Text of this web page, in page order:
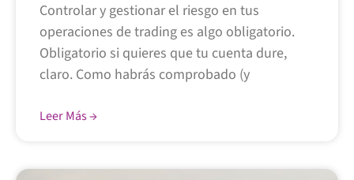
Controlar y gestionar el riesgo en tus
operaciones de trading es algo obligatorio.
Obligatorio si quieres que tu cuenta dure,
claro. Como habrás comprobado (y
Leer Más →